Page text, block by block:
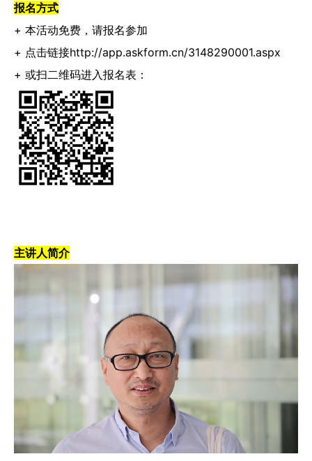
报名方式
+ 本活动免费，请报名参加
+ 点击链接http://app.askform.cn/3148290001.aspx
+ 或扫二维码进入报名表：
主讲人简介